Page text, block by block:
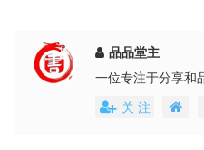
品品堂主
一位专注于分享和
关 注